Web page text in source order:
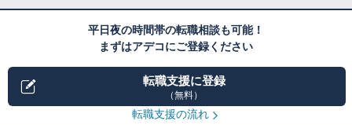
平日夜の時間帯の転職相談も可能！
まずはアデコにご登録ください
転職支援に登録
（無料）
転職支援の流れ